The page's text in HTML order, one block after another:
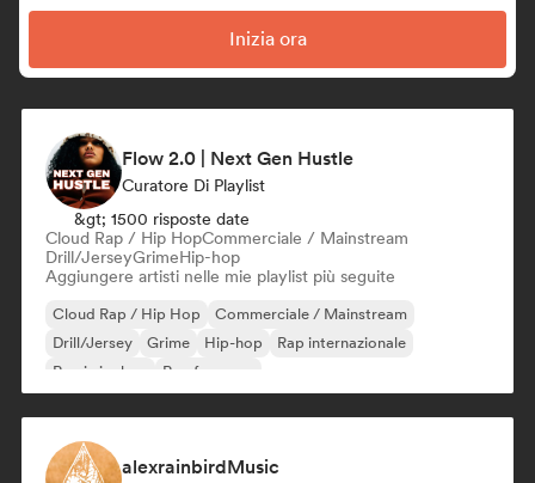
Inizia ora
Flow 2.0 | Next Gen Hustle
Curatore Di Playlist
&gt; 1500 risposte date
Cloud Rap / Hip HopCommerciale / Mainstream
Drill/JerseyGrimeHip-hop
Aggiungere artisti nelle mie playlist più seguite
Cloud Rap / Hip Hop
Commerciale / Mainstream
Drill/Jersey
Grime Hip-hop
Rap internazionale
Rap in inglese
Rap francese
alexrainbirdMusic